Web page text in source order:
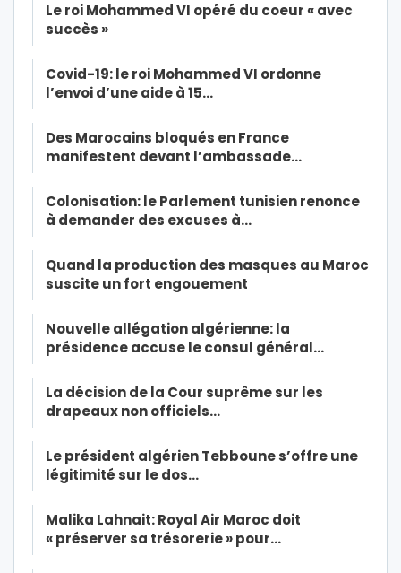
Le roi Mohammed VI opéré du coeur « avec
succès »
Covid-19: le roi Mohammed VI ordonne
l’envoi d’une aide à 15…
Des Marocains bloqués en France
manifestent devant l’ambassade…
Colonisation: le Parlement tunisien renonce
à demander des excuses à…
Quand la production des masques au Maroc
suscite un fort engouement
Nouvelle allégation algérienne: la
présidence accuse le consul général…
La décision de la Cour suprême sur les
drapeaux non officiels…
Le président algérien Tebboune s’offre une
légitimité sur le dos…
Malika Lahnait: Royal Air Maroc doit
« préserver sa trésorerie » pour…